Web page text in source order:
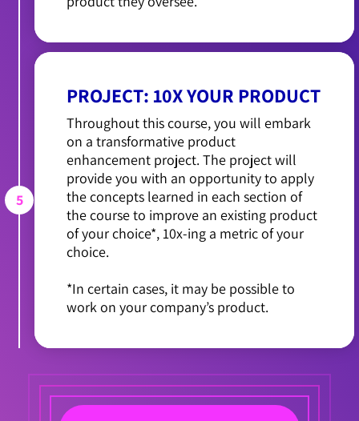
PROJECT: 10X YOUR PRODUCT
Throughout this course, you will embark
on a transformative product
enhancement project. The project will
provide you with an opportunity to apply
the concepts learned in each section of
the course to improve an existing product
of your choice*, 10x-ing a metric of your
choice.
*In certain cases, it may be possible to
work on your company’s product.
5